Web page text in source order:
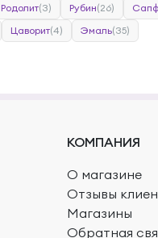
Родолит(3) Рубин(26)
Цаворит(4) Эмаль(35)
КОМПАНИЯ
О магазине
Отзывы
Магазины
Обратная